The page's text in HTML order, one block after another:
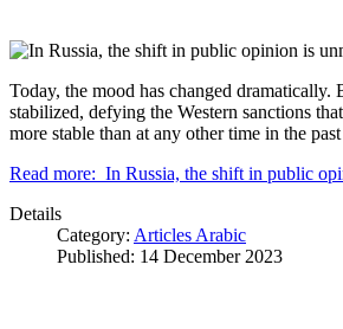
Today, the mood has changed
stabilized, defying the Western sanctions
more stable than at any other time in the
Read more: In Russia, the shift in public
Details
Category: Articles Arabic
Published: 14 December 2023